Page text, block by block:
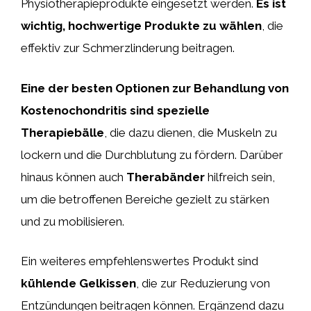
Physiotherapieprodukte eingesetzt werden. Es ist
wichtig, hochwertige Produkte zu wählen, die
effektiv zur Schmerzlinderung beitragen.
Eine der besten Optionen zur Behandlung von
Kostenochondritis sind spezielle
Therapiebälle , die dazu dienen, die Muskeln zu
lockern und die Durchblutung zu fördern. Darüber
hinaus können auch Therabänder hilfreich sein,
um die betroffenen Bereiche gezielt zu stärken
und zu mobilisieren.
Ein weiteres empfehlenswertes Produkt sind
kühlende Gelkissen, die zur Reduzierung von
Entzündungen beitragen können. Ergänzend dazu